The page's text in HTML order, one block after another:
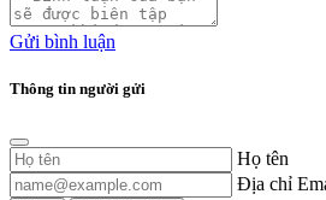
Gửi bình luận
Thông tin người gửi
Họ tên
Địa chỉ